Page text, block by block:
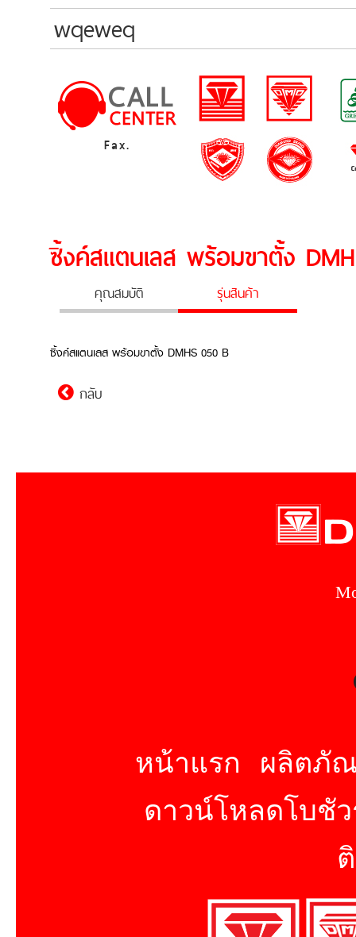
wqeweq
Fax.
ซิ้งค์สแตนเลส พร้อมขาตั้ง
คุณสมบัติ รุ่นสินค้า
ซิ้งค์สแตนเลส พร้อมขาตั้ง DMHS 050 B
กลับ
หน้าแรก
ผลิตภั
ดาวน์โหลดโบชั